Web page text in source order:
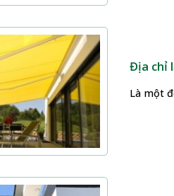
Địa chỉ
Là một